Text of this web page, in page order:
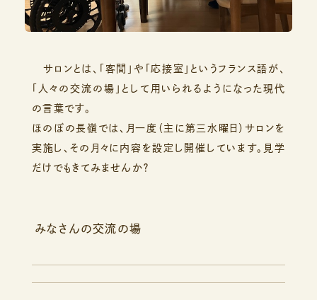
サロンとは、「客間」や「応接室」というフランス語が、
「人々の交流の場」として用いられるようになった現代
の言葉です。
ほのぼの長嶺では、月一度（主に第三水曜日）サロンを
実施し、その月々に内容を設定し開催しています。見学
だけでもきてみませんか？
みなさんの交流の場